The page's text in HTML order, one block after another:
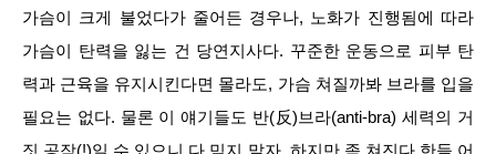
가슴이 크게 불었다가 줄어든 경우나, 노화가 진행됨에 따라
가슴이 탄력을 잃는 건 당연지사다. 꾸준한 운동으로 피부 탄
력과 근육을 유지시킨다면 몰라도, 가슴 쳐질까봐 브라를 입을
필요는 없다. 물론 이 얘기들도 반(反)브라(anti-bra) 세력의 거